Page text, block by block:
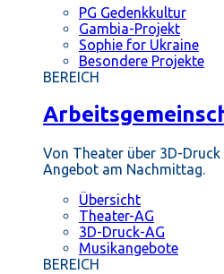
PG Gedenkkultur
Gambia-Projekt
Sophie for Ukraine
Besondere Projekte
BEREICH
Von Theater über 3D-
Angebot am Nachmittag.
Übersicht
Theater-AG
3D-Druck-AG
Musikangebote
BEREICH